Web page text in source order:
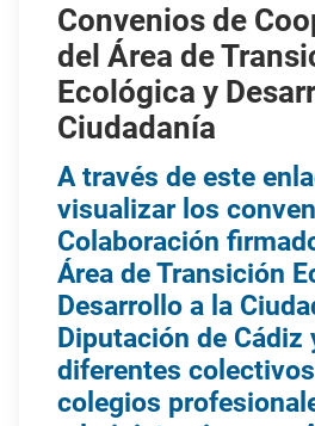
Convenios de
del Área de
Ecológica y
Ciudadanía
A través de este
visualizar los
Colaboración
Área de Transición
Desarrollo a la
Diputación de Cádiz
diferentes
colegios